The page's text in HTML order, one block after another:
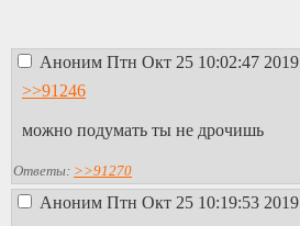
Аноним Птн Окт 25 10:02:47 2019
>>91246
можно подумать ты не дрочишь
Ответы: >>91270
Аноним Птн Окт 25 10:19:53 2019